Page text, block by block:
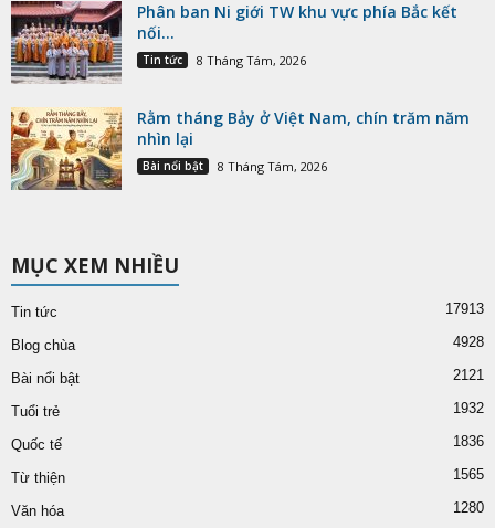
Phân ban Ni giới TW khu vực phía Bắc kết
nối...
Tin tức 8 Tháng Tám, 2026
Rằm tháng Bảy ở Việt Nam, chín trăm năm
nhìn lại
Bài nổi bật 8 Tháng Tám, 2026
MỤC XEM NHIỀU
Tin tức 17913
Blog chùa 4928
Bài nổi bật 2121
Tuổi trẻ 1932
Quốc tế 1836
Từ thiện 1565
Văn hóa 1280